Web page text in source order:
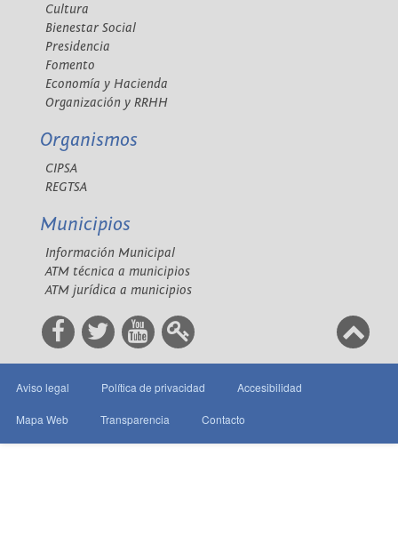
Cultura
Bienestar Social
Presidencia
Fomento
Economía y Hacienda
Organización y RRHH
Organismos
CIPSA
REGTSA
Municipios
Información Municipal
ATM técnica a municipios
ATM jurídica a municipios
Aviso legal Política de privacidad Accesibilidad
Mapa Web Transparencia Contacto